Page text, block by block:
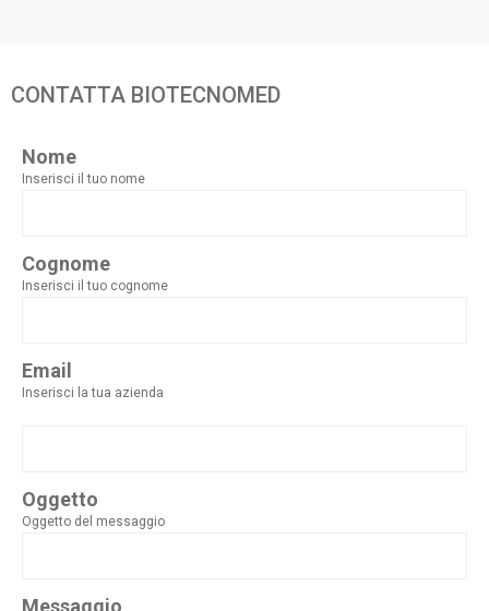
CONTATTA BIOTECNOMED
Nome
Inserisci il tuo nome
Cognome
Inserisci il tuo cognome
Email
Inserisci la tua azienda
Oggetto
Oggetto del messaggio
Messaggio